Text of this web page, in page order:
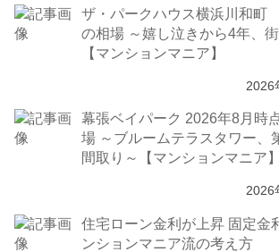
ザ・パークハウス横浜川和町
の相場 ～嬉し泣きから4年、
【マンションマニア】
2026
幕張ベイパーク 2026年8月時
場 ～ブルームテラスタワー、
間取り～【マンションマニア】
2026
住宅ローン金利が上昇 固定金
ンションマニア流の考え方